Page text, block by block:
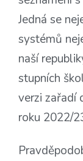
Jedná se
systémů
naší
stupních
verzi zařadí
roku 2022/